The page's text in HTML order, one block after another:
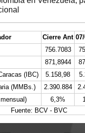
Cierre Ant
756.7083
871,8944
(IBC)
5.158,98
(MMBs.)
2.390.884
6,3%
Fuente: BCV - BVC